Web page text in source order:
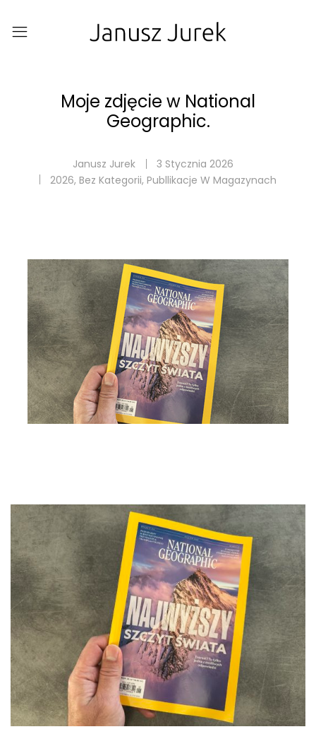
Moje zdjęcie w National
Geographic.
Janusz Jurek
3 Stycznia 2026
2026, Bez Kategorii, Publlikacje W Magazynach